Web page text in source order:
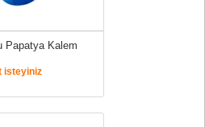
Papatya Kalem
isteyiniz